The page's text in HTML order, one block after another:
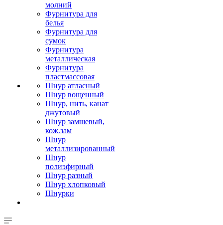
молний
Фурнитура для
белья
Фурнитура для
сумок
Фурнитура
металлическая
Фурнитура
пластмассовая
Шнур атласный
Шнур вощенный
Шнур, нить, канат
джутовый
Шнур замшевый,
кож.зам
Шнур
металлизированный
Шнур
полиэфирный
Шнур разный
Шнур хлопковый
Шнурки